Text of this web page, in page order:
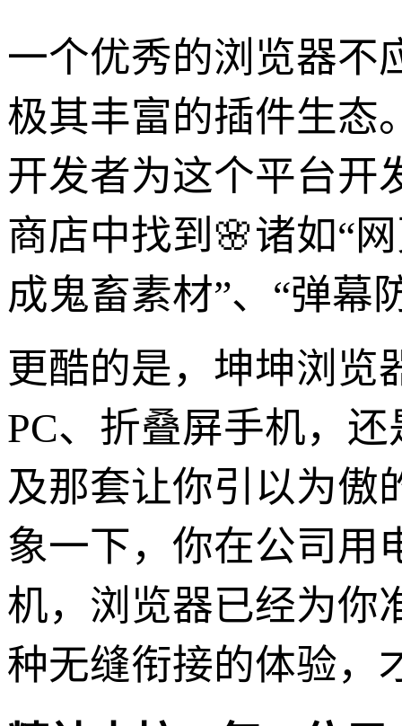
一个优秀的浏览器不
极其丰富的插件生态
开发者为这个平台开
商店中找到🌸诸如“
成鬼畜素材”、“弹幕
更酷的是，坤坤浏览
PC、折叠屏手机，
及那套让你引以为傲
象一下，你在公司用
机，浏览器已经为你
种无缝衔接的体验，